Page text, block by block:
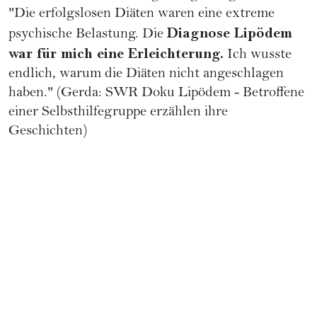
"Die erfolgslosen Diäten waren eine extreme
psychische Belastung. DieDiagnose Lipödem
war für mich eine Erleichterung. Ich wusste
endlich, warum die Diäten nicht angeschlagen
haben." (Gerda: SWR Doku Lipödem - Betroffene
einer Selbsthilfegruppe erzählen ihre
Geschichten)